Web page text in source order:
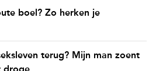
boel? Zo herken je
terug? Mijn man zoent